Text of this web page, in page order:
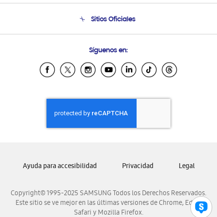
Condiciones de Compra
Soporte vía eMail
Sitios Oficiales
Samsung Ecuador
Samsung El Salvador
Samsung Honduras
Samsung Nicaragua
Samsung Panamá
Samsung Venezuela
Síguenos en:
Copyright© 1995-2025 SAMSUNG Todos los Derechos Reservados.
Este sitio se ve mejor en las últimas versiones de Chrome, Edge,
Safari y Mozilla Firefox.
Ayuda para accesibilidad Privacidad Legal